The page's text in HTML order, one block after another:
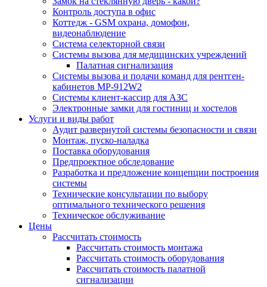
Контроль доступа в офис
Коттедж - GSM охрана, домофон,
видеонаблюдение
Система селекторной связи
Системы вызова для медицинских учреждений
Палатная сигнализация
Системы вызова и подачи команд для рентген-
кабинетов MP-912W2
Системы клиент-кассир для АЗС
Электронные замки для гостиниц и хостелов
Услуги и виды работ
Аудит развернутой системы безопасности и связи
Монтаж, пуско-наладка
Поставка оборудования
Предпроектное обследование
Разработка и предложение концепции построения
системы
Технические консультации по выбору
оптимального технического решения
Техническое обслуживание
Цены
Рассчитать стоимость
Рассчитать стоимость монтажа
Рассчитать стоимость оборудования
Рассчитать стоимость палатной
сигнализации